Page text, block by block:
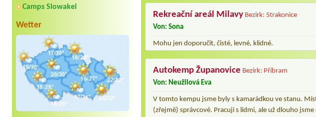
Camps Slowakei
Wetter
Rekreační areál Milavy Bezirk: Strakonice
Von: Sona
Mohu jen doporučit, čisté, levné, klidné.
Autokemp Županovice Bezirk: Příbram
Von: Neužilová Eva
V tomto kempu jsme byly s kamarádkou ve stanu.
(zřejmě) správcové. Pracuji s lidmi, ale už dlouho